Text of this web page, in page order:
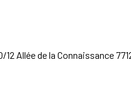
12 Allée de la Connaissance